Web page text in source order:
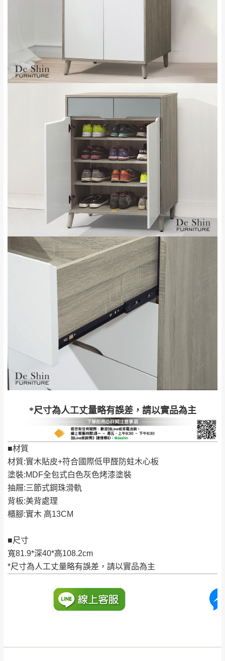
*尺寸為人工丈量略有誤差，請以實品為主
■材質
材質:實木貼皮+符合國際低甲醛防蛀木心板
塗裝:MDF全包式白色灰色烤漆塗裝
抽屜:三節式鋼珠滑軌
背板:美背處理
櫃腳:實木 高13CM
■尺寸
寬81.9*深40*高108.2cm
*尺寸為人工丈量略有誤差，請以實品為主
深坑山區
$ 9,000以上：免
$ 9,000以下：
NT$500元
＊A108產品另收運費
基隆山區
$ 9,000以上：免
運費
$ 9,000以下：
NT$500元
＊A108產品另收運費
霄山區、西湖、泰
配送天數：5~14天
到貨時間：指定送貨日當天以電話聯絡確認
｜周（一）配送部門固定公休無送貨｜
台北市、新北市地區固定每周(三)、(日)兩天收送貨
暫無配送地區：彰化、南投、雲林、嘉義、台南、高
雄、屏東、宜蘭、 花蓮、台東、金門、馬祖、澎湖地區
（可於LINE線上詢問 →
加收說明
。
其它注意事項
本司貨車運送如因路況不佳、天候惡劣、過於偏遠之
山區內等，或收貨地點搬運過於困難等因素，導致無
狀況保有出貨的權利。
保護物流人員的工作安全，賣家無提供吊掛服務，若
需以吊車或其他的吊掛方式吊運，費用將由買方自行
因大型傢俱有組裝、配送的問題，並非一般快速到貨
商品，無法指定特定時間送達，司機當天到貨前皆會
保有出貨的權利。
保護物流人員的工作安全，賣家無提供吊掛
服務，若需以吊車或其他的吊掛方式吊運，
費用將由買方自行支付。
因大型傢俱有組裝、配送的問題，並非一般
快速到貨商品，無法指定特定時間送達，司
機當天到貨前皆會再與您通知，讓你不用整
天在家等貨，以節省您的寶貴時間。
由於百貨公司配送較為不易，故暫無法配送
至百貨公司內部。
若您選擇三聯式或索取兩聯式發票，發票將於商品
完成出貨15個工作天另行寄出，另外約加上2~7個
工作天內送達，如遇國定假日將順延寄送。
退換貨說明：
若收到不良品，請於到貨日起七日內通知本
公司客服人員，我們將為您更換新品，運費
皆由本站負責，所有退回及換貨之商品必須
是全新狀態且完整包裝，床墊、床包、枕頭
類產品需為未拆封狀態(請保持商品、附件、
包裝、廠商紙及所有附隨文件或資料之完整
性)，若未依照上述方式處理，恕無法接受退
貨。
由於透過電腦螢幕選購商品，可能會因個人
電腦螢幕的設定色差或解析度等因素， 與實
際商品的顏色、質感稍有不同，如因此而需
退換貨，
需自付來回運費及人資成本
，請您
訂購前詳加確認。(包含商品尺寸是否合適)。
訂購前請確認商品尺寸，大型物件因為人工
丈量，難免會有些許誤差值(約正負0.5CM)
詳細尺寸以實品為主。
非因本公司問題而需退換貨，請於收到貨7日
內通知客服人員(Line@ ID：
須保持商品全新狀態與完整包裝。鑑賞期間
若發生非本司因素致使之汙損破壞，恕無法
收送貨，敬請見諒！
本公司部份商品無維修服務，超過7日鑑賞
環境不同。若屬人為因素導致商品損壞、零
件短缺，則維修、搬運費用，需由消費者自